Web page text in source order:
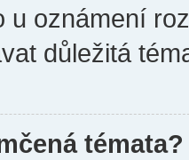
u oznámení
důležitá
témata?